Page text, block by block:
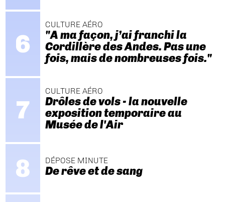
CULTURE AÉRO
"A ma façon, j’ai franchi la
Cordillère des Andes. Pas une
fois, mais de nombreuses fois."
CULTURE AÉRO
Drôles de vols - la nouvelle
exposition temporaire au
Musée de l'Air
DÉPOSE MINUTE
De rêve et de sang